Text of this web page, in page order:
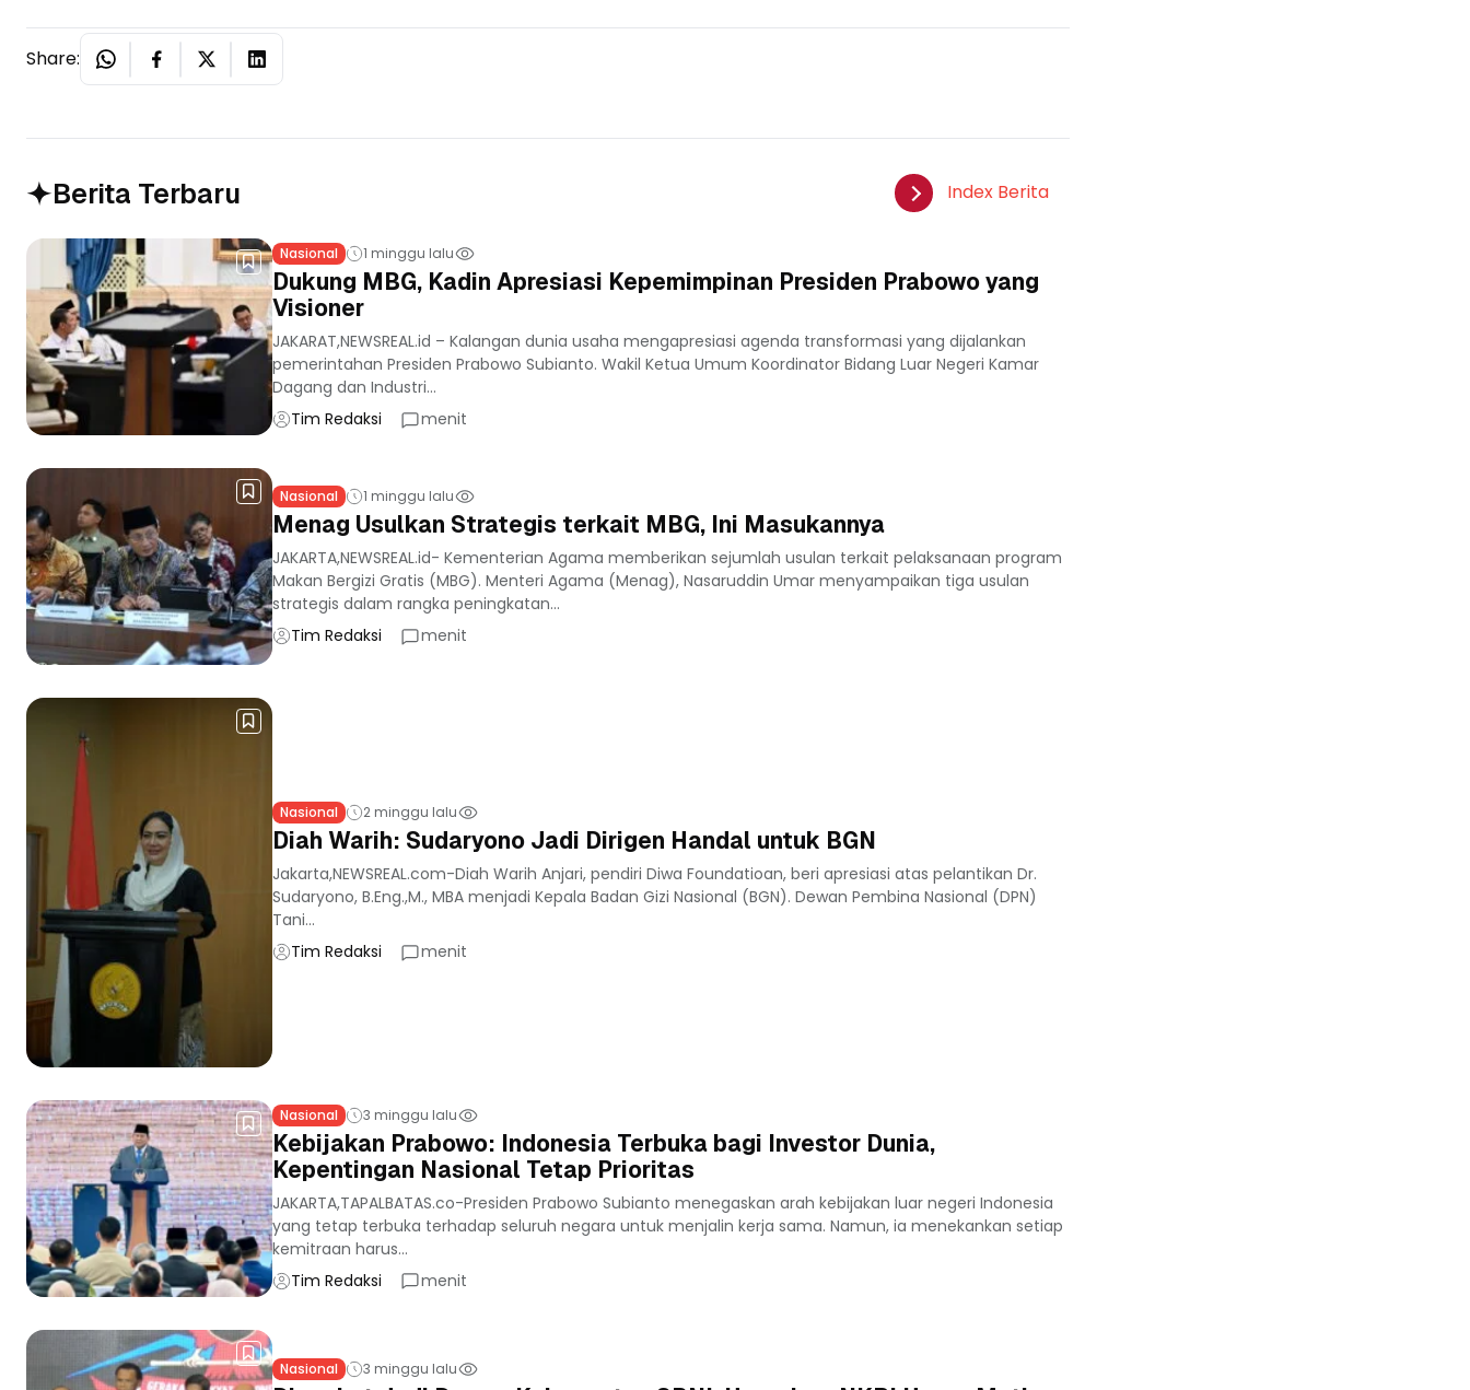
Share:
Berita Terbaru Index Berita
Nasional 1 minggu lalu
Dukung MBG, Kadin Apresiasi Kepemimpinan Presiden Prabowo yang
Visioner
JAKARAT,NEWSREAL.id – Kalangan dunia usaha mengapresiasi agenda transformasi yang dijalankan
pemerintahan Presiden Prabowo Subianto. Wakil Ketua Umum Koordinator Bidang Luar Negeri Kamar
Dagang dan Industri...
Tim Redaksi
menit
Nasional 1 minggu lalu
Menag Usulkan Strategis terkait MBG, Ini Masukannya
JAKARTA,NEWSREAL.id- Kementerian Agama memberikan sejumlah usulan terkait pelaksanaan program
Makan Bergizi Gratis (MBG). Menteri Agama (Menag), Nasaruddin Umar menyampaikan tiga usulan
strategis dalam rangka peningkatan...
Tim Redaksi
menit
Nasional 2 minggu lalu
Diah Warih: Sudaryono Jadi Dirigen Handal untuk BGN
Jakarta,NEWSREAL.com-Diah Warih Anjari, pendiri Diwa Foundatioan, beri apresiasi atas pelantikan Dr.
Sudaryono, B.Eng.,M., MBA menjadi Kepala Badan Gizi Nasional (BGN). Dewan Pembina Nasional (DPN)
Tani...
Tim Redaksi
menit
Nasional 3 minggu lalu
Kebijakan Prabowo: Indonesia Terbuka bagi Investor Dunia,
Kepentingan Nasional Tetap Prioritas
JAKARTA,TAPALBATAS.co-Presiden Prabowo Subianto menegaskan arah kebijakan luar negeri Indonesia
yang tetap terbuka terhadap seluruh negara untuk menjalin kerja sama. Namun, ia menekankan setiap
kemitraan harus...
Tim Redaksi
menit
Nasional 3 minggu lalu